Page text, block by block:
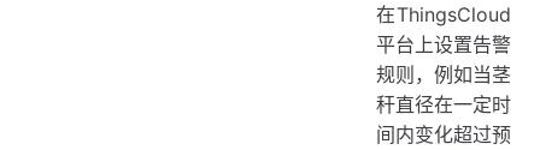
在ThingsCloud
平台上设置告警
规则，例如当茎
秆直径在一定时
间内变化超过预